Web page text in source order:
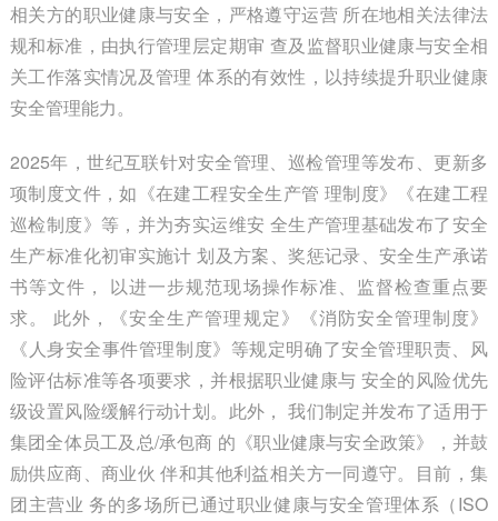
相关方的职业健康与安全，严格遵守运营 所在地相关法律法
规和标准，由执行管理层定期审 查及监督职业健康与安全相
关工作落实情况及管理 体系的有效性，以持续提升职业健康
安全管理能力。
2025年，世纪互联针对安全管理、巡检管理等发布、更新多
项制度文件，如《在建工程安全生产管 理制度》《在建工程
巡检制度》等，并为夯实运维安 全生产管理基础发布了安全
生产标准化初审实施计 划及方案、奖惩记录、安全生产承诺
书等文件， 以进一步规范现场操作标准、监督检查重点要
求。 此外，《安全生产管理规定》《消防安全管理制度》
《人身安全事件管理制度》等规定明确了安全管理职责、风
险评估标准等各项要求，并根据职业健康与 安全的风险优先
级设置风险缓解行动计划。此外， 我们制定并发布了适用于
集团全体员工及总/承包商 的《职业健康与安全政策》，并鼓
励供应商、商业伙 伴和其他利益相关方一同遵守。目前，集
团主营业 务的多场所已通过职业健康与安全管理体系（ISO